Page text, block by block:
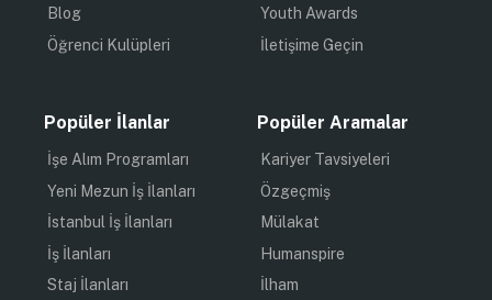
Blog
Öğrenci Kulüpleri
Youth Awards
İletişime Geçin
Popüler İlanlar
İşe Alım Programları
Yeni Mezun İş İlanları
İstanbul İş İlanları
İş İlanları
Staj İlanları
Popüler Aramalar
Kariyer Tavsiyeleri
Özgeçmiş
Mülakat
Humanspire
İlham